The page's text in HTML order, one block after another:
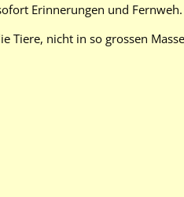
Erinnerungen und Fernweh.
Tiere, nicht in so grossen